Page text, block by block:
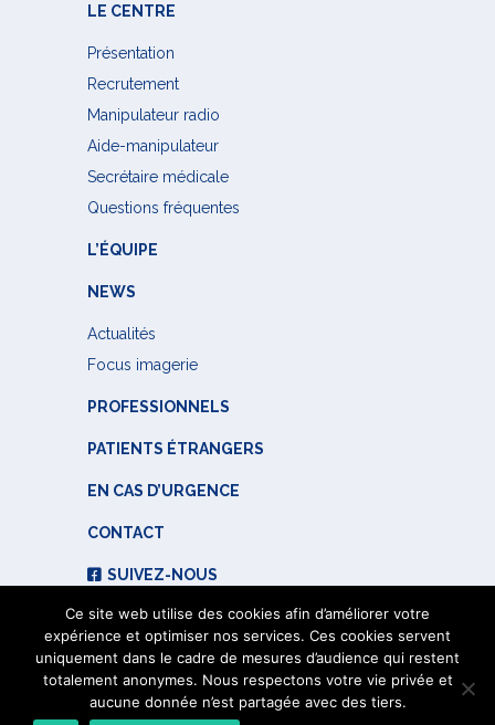
LE CENTRE
Présentation
Recrutement
Manipulateur radio
Aide-manipulateur
Secrétaire médicale
Questions fréquentes
L’ÉQUIPE
NEWS
Actualités
Focus imagerie
PROFESSIONNELS
PATIENTS ÉTRANGERS
EN CAS D’URGENCE
CONTACT
SUIVEZ-NOUS
© 2023 Institut de Radiologie de Paris -
Ce site web utilise des cookies afin d’améliorer votre
expérience et optimiser nos services. Ces cookies servent
uniquement dans le cadre de mesures d’audience qui restent
totalement anonymes. Nous respectons votre vie privée et
aucune donnée n’est partagée avec des tiers.